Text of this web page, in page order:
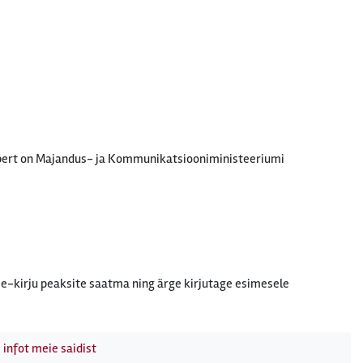
on Majandus- ja Kommunikatsiooniministeeriumi
kirju peaksite saatma ning ärge kirjutage esimesele
infot meie saidist